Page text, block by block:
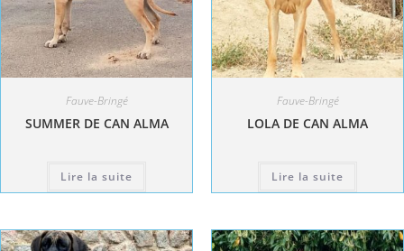
Fauve-Bringé
SUMMER DE CAN ALMA
Lire la suite
Fauve-Bringé
LOLA DE CAN ALMA
Lire la suite